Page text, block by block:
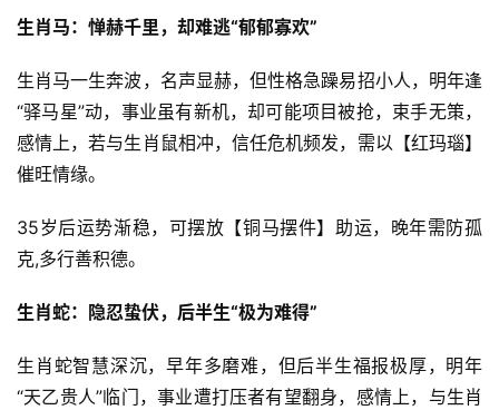
生肖马：惮赫千里，却难逃“郁郁寡欢”
生肖马一生奔波，名声显赫，但性格急躁易招小人，明年逢
“驿马星”动，事业虽有新机，却可能项目被抢，束手无策，
感情上，若与生肖鼠相冲，信任危机频发，需以【红玛瑙】
催旺情缘。
35岁后运势渐稳，可摆放【铜马摆件】助运，晚年需防孤
克,多行善积德。
生肖蛇：隐忍蛰伏，后半生“极为难得”
生肖蛇智慧深沉，早年多磨难，但后半生福报极厚，明年
“天乙贵人”临门，事业遭打压者有望翻身，感情上，与生肖